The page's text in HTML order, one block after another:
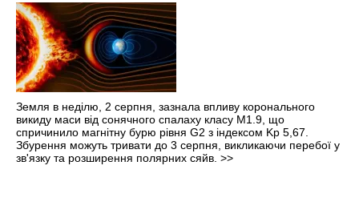
Земля в неділю, 2 серпня, зазнала впливу коронального
викиду маси від сонячного спалаху класу M1.9, що
спричинило магнітну бурю рівня G2 з індексом Kp 5,67.
Збурення можуть тривати до 3 серпня, викликаючи перебої у
зв'язку та розширення полярних сяйв. >>